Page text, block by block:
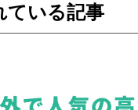
ている記事